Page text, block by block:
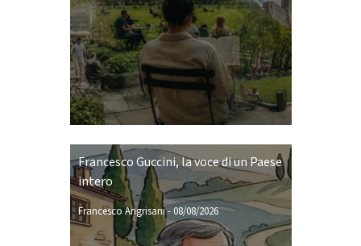
Francesco Guccini, la voce di un Paese
intero
Francesco Angrisani-08/08/2026